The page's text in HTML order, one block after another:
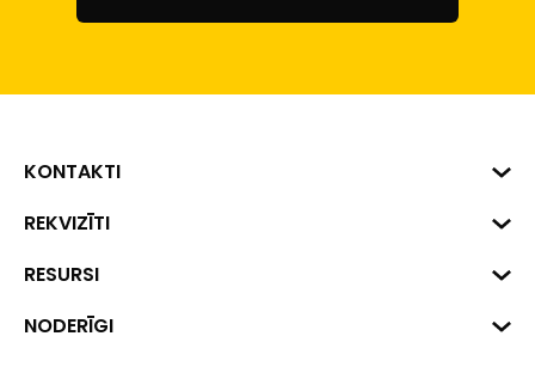
KONTAKTI
Biznesa centrs "VERDE" Roberta
info@financelatvia.eu
REKVIZĪTI
Reģ. Nr. 40008002175
Banka: SEB Banka
RESURSI
Dati
NODERĪGI